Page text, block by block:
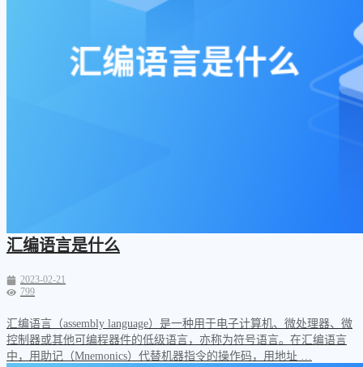
汇编语言是什么
2023-02-21
799
汇编语言（assembly language）是一种用于电子计算机、微处理器、微
控制器或其他可编程器件的低级语言，亦称为符号语言。在汇编语言
中，用助记（Mnemonics）代替机器指令的操作码，用地址 …